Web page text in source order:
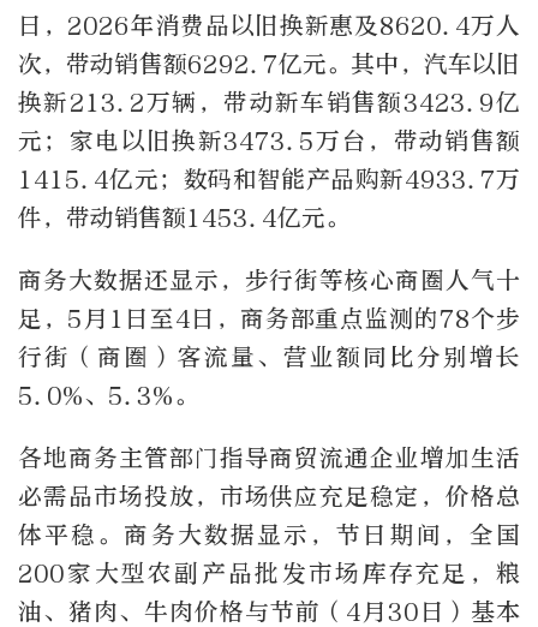
日，2026年消费品以旧换新惠及8620.4万人
次，带动销售额6292.7亿元。其中，汽车以旧
换新213.2万辆，带动新车销售额3423.9亿
元；家电以旧换新3473.5万台，带动销售额
1415.4亿元；数码和智能产品购新4933.7万
件，带动销售额1453.4亿元。
商务大数据还显示，步行街等核心商圈人气十
足，5月1日至4日，商务部重点监测的78个步
行街（商圈）客流量、营业额同比分别增长
5.0%、5.3%。
各地商务主管部门指导商贸流通企业增加生活
必需品市场投放，市场供应充足稳定，价格总
体平稳。商务大数据显示，节日期间，全国
200家大型农副产品批发市场库存充足，粮
油、猪肉、牛肉价格与节前（4月30日）基本